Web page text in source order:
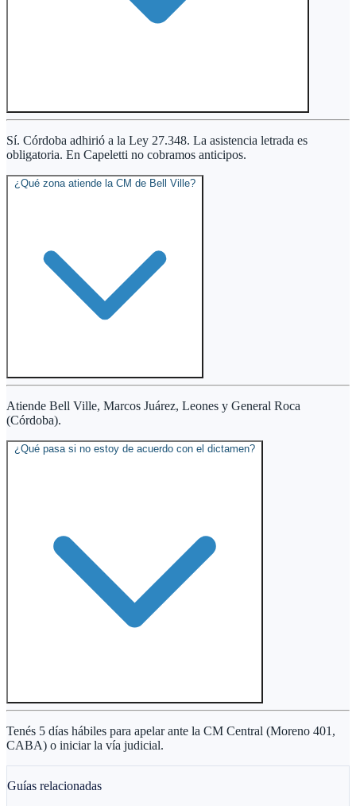
Sí. Córdoba adhirió a la Ley 27.348. La asistencia letrada es
obligatoria. En Capeletti no cobramos anticipos.
Atiende Bell Ville, Marcos Juárez, Leones y General Roca
(Córdoba).
Tenés 5 días hábiles para apelar ante la CM Central (Moreno 401,
CABA) o iniciar la vía judicial.
Guías relacionadas